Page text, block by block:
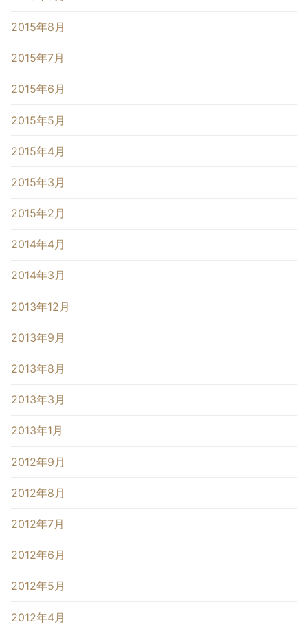
2015年8月
2015年7月
2015年6月
2015年5月
2015年4月
2015年3月
2015年2月
2014年4月
2014年3月
2013年12月
2013年9月
2013年8月
2013年3月
2013年1月
2012年9月
2012年8月
2012年7月
2012年6月
2012年5月
2012年4月